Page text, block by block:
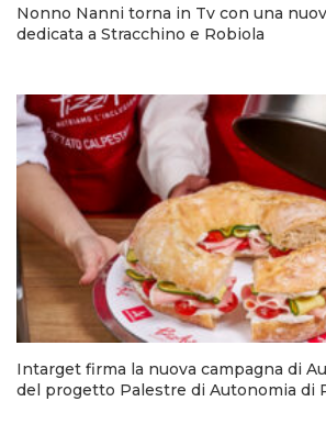
Nonno Nanni torna in Tv con una
dedicata a Stracchino e Robiola
Intarget firma la nuova campagna di
del progetto Palestre di Autonomia di